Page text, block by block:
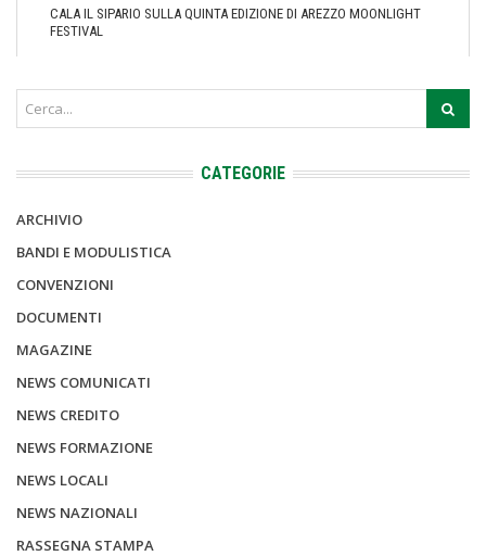
CALA IL SIPARIO SULLA QUINTA EDIZIONE DI AREZZO MOONLIGHT
FESTIVAL
CATEGORIE
ARCHIVIO
BANDI E MODULISTICA
CONVENZIONI
DOCUMENTI
MAGAZINE
NEWS COMUNICATI
NEWS CREDITO
NEWS FORMAZIONE
NEWS LOCALI
NEWS NAZIONALI
RASSEGNA STAMPA